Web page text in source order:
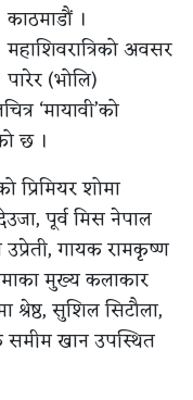
काठमाडौं ।
महाशिवरात्रिको अवसर
पारेर (भोलि)
‘मायावी’को
छ ।
प्रिमियर शोमा
पूर्व मिस नेपाल
उप्रेती, गायक रामकृष्ण
मुख्य कलाकार
श्रेष्ठ, सुशिल सिटौला,
समीम खान उपस्थित